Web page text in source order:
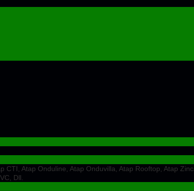
Atap Onduline, Atap Onduvilla, Atap Rooftop, Atap
Dll.